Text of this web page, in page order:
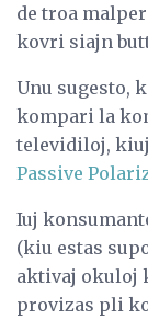
de troa
kovri siajn
Unu sugesto,
kompari la
televidiloj,
Passive
Iuj
(kiu estas
aktivaj okuloj
provizas pli